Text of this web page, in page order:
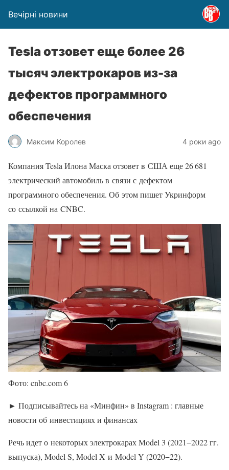
Вечірні новини
Tesla отзовет еще более 26
тысяч электрокаров из-за
дефектов программного
обеспечения
Максим Королев 4 роки ago
Компания Tesla Илона Маска отзовет в США еще 26 681
электрический автомобиль в связи с дефектом
программного обеспечения. Об этом пишет Укринформ
со ссылкой на CNBC.
Фото: cnbc.com 6
► Подписывайтесь на «Минфин» в Instagram : главные
новости об инвестициях и финансах
Речь идет о некоторых электрокарах Model 3 (2021−2022 гг.
выпуска), Model S, Model X и Model Y (2020−22).